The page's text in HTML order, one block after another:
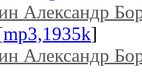
Александр
mp3,1935k]
Александр